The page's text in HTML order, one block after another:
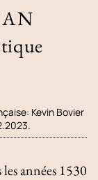
Kevin Bovier
années 1530